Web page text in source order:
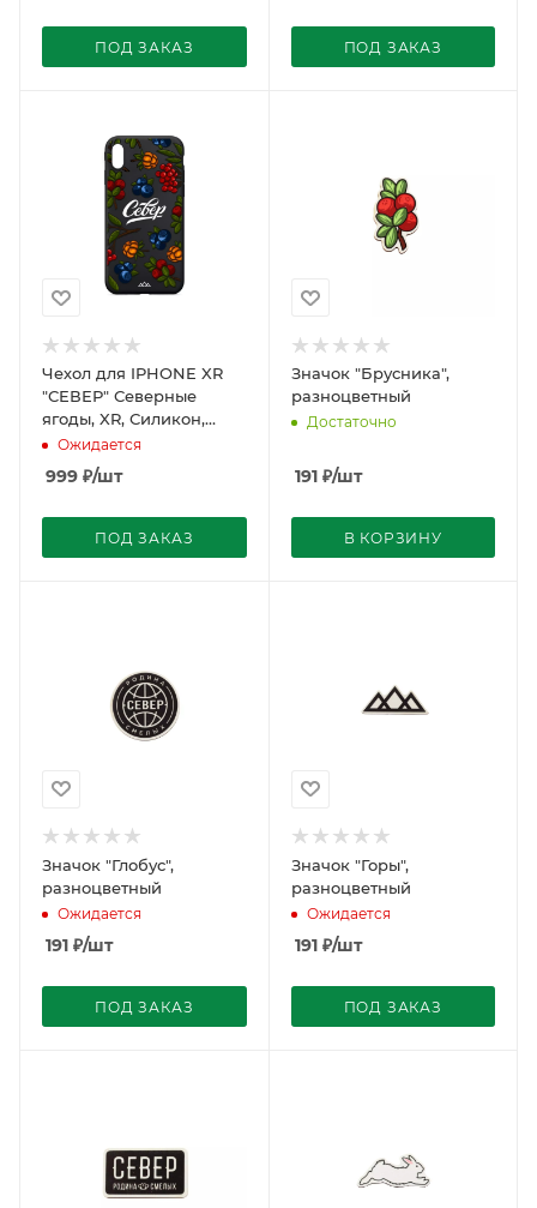
ПОД ЗАКАЗ ПОД ЗАКАЗ
Чехол для IPHONE XR
"СЕВЕР" Северные
ягоды, XR, Силикон,
Северные ягоды,
черный
Ожидается
999 ₽/шт
ПОД ЗАКАЗ
Значок "Брусника",
разноцветный
Достаточно
191₽/шт
В КОРЗИНУ
Значок "Глобус",
разноцветный
Ожидается
191 ₽/шт
ПОД ЗАКАЗ
Значок "Горы",
разноцветный
Ожидается
191₽/шт
ПОД ЗАКАЗ